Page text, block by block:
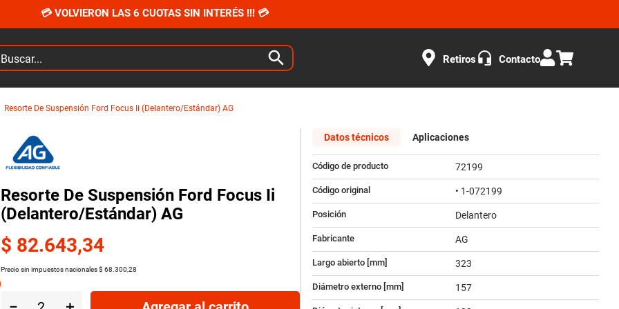
💳 VOLVIERON LAS 6 CUOTAS SIN INTERÉS !!! 💳
Retiros Contacto
Resorte De Suspensión Ford Focus Ii (Delantero/Estándar) AG
Resorte De Suspensión Ford Focus Ii
(Delantero/Estándar) AG
$ 82.643,34
Precio sin impuestos nacionales$ 68 300 28
Datos técnicos Aplicaciones
Código de producto 72199
Código original • 1-072199
Posición Delantero
Fabricante AG
Largo abierto [mm] 323
Diámetro externo [mm] 157